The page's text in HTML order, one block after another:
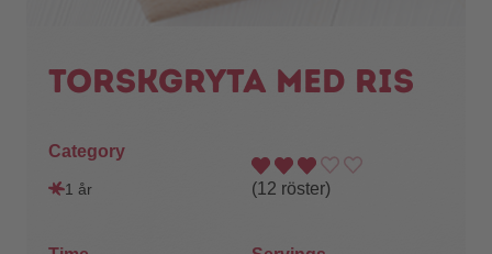
Torskgryta med ris
Category
1 år (12 röster)